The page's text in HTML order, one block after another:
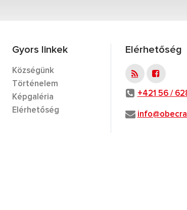
Gyors linkek
Községünk
Történelem
Képgaléria
Elérhetőség
Elérhetőség
+421 56 /